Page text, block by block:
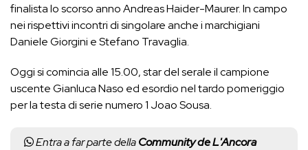
finalista lo scorso anno Andreas Haider-Maurer. In campo
nei rispettivi incontri di singolare anche i marchigiani
Daniele Giorgini e Stefano Travaglia.
Oggi si comincia alle 15.00, star del serale il campione
uscente Gianluca Naso ed esordio nel tardo pomeriggio
per la testa di serie numero 1 Joao Sousa.
Entra a far parte dellaCommunity de L'Ancora